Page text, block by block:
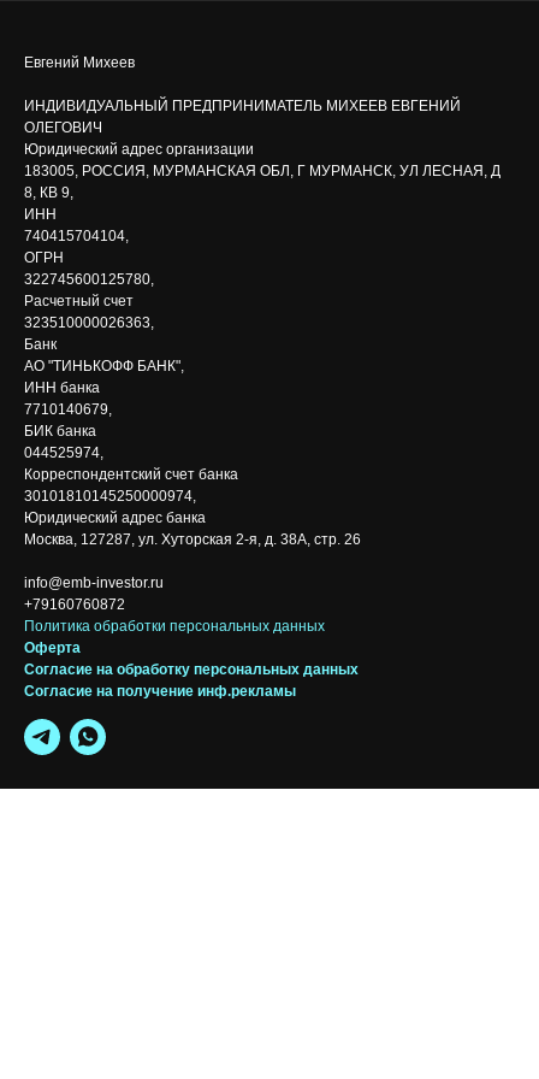
Евгений Михеев
ИНДИВИДУАЛЬНЫЙ ПРЕДПРИНИМАТЕЛЬ МИХЕЕВ ЕВГЕНИЙ
ОЛЕГОВИЧ
Юридический адрес организации
183005, РОССИЯ, МУРМАНСКАЯ ОБЛ, Г МУРМАНСК, УЛ ЛЕСНАЯ, Д
8, КВ 9,
ИНН
740415704104,
ОГРН
322745600125780,
Расчетный счет
323510000026363,
Банк
АО "ТИНЬКОФФ БАНК",
ИНН банка
7710140679,
БИК банка
044525974,
Корреспондентский счет банка
30101810145250000974,
Юридический адрес банка
Москва, 127287, ул. Хуторская 2-я, д. 38А, стр. 26
info@emb-investor.ru
+79160760872
Политика обработки персональных данных
Оферта
Согласие на обработку персональных данных
Согласие на получение инф.рекламы